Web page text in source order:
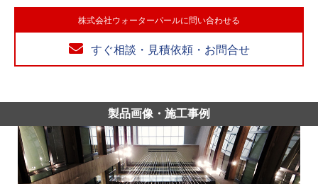
株式会社ウォーターパールに問い合わせる
すぐ相談・見積依頼・お問合せ
製品画像・施工事例